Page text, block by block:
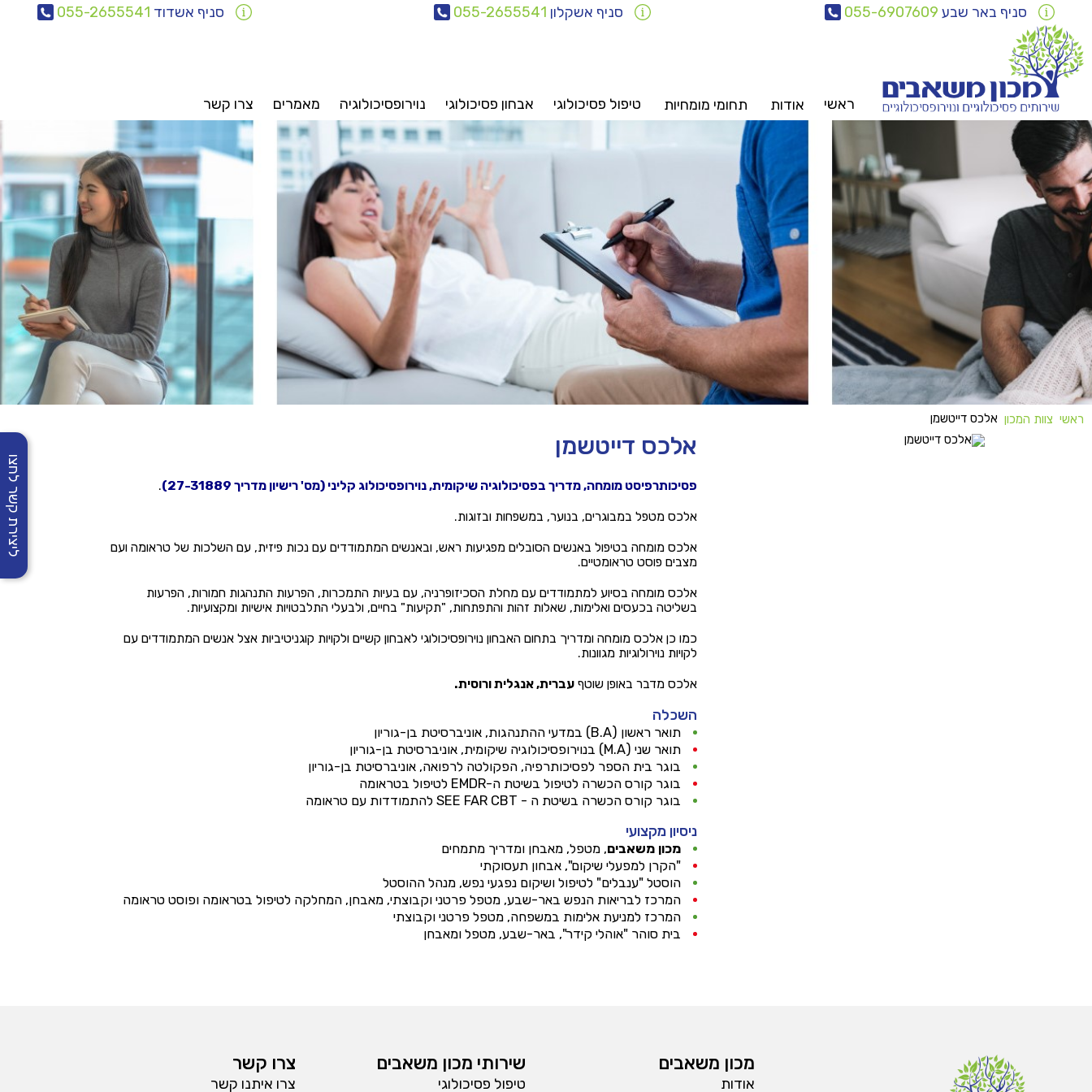
סניף באר שבע 055-6907609 סניף אשקלון 055-2655541 סניף אשדוד 055-2655541
ראשי אודות תחומי מומחיות טיפול פסיכולוגי אבחון פסיכולוגי נוירופסיכולוגיה מאמרים צרו קשר
ראשי צוות המכון אלכס דייטשמן
אלכס דייטשמן
פסיכותרפיסט מומחה, מדריך בפסיכולוגיה שיקומית, נוירופסיכולוג קליני (מס' רישיון מדריך 27-31889)
.
אלכס מטפל במבוגרים, בנוער, במשפחות ובזוגות.
אלכס מומחה בטיפול באנשים הסובלים מפגיעות ראש, ובאנשים המתמודדים עם נכות פיזית, עם השלכות של טראומה ועם
מצבים פוסט טראומטיים.
אלכס מומחה בסיוע למתמודדים עם מחלת הסכיזופרניה, עם בעיות התמכרות, הפרעות התנהגות חמורות, הפרעות
בשליטה בכעסים ואלימות, שאלות זהות והתפתחות, "תקיעות" בחיים, ולבעלי התלבטויות אישיות ומקצועיות.
כמו כן אלכס מומחה ומדריך בתחום האבחון נוירופסיכולוגי לאבחון קשיים ולקויות קוגניטיביות אצל אנשים המתמודדים עם
לקויות נוירולוגיות מגוונות.
אלכס מדבר באופן שוטף עברית, אנגלית ורוסית.
השכלה
תואר ראשון (B.A) במדעי ההתנהגות, אוניברסיטת בן-גוריון
תואר שני (M.A) בנוירופסיכולוגיה שיקומית, אוניברסיטת בן-גוריון
בוגר בית הספר לפסיכותרפיה, הפקולטה לרפואה, אוניברסיטת בן-גוריון
בוגר קורס הכשרה לטיפול בשיטת ה-EMDR לטיפול בטראומה
בוגר קורס הכשרה בשיטת ה - SEE FAR CBT להתמודדות עם טראומה
ניסיון מקצועי
מכון משאבים, מטפל, מאבחן ומדריך מתמחים
"הקרן למפעלי שיקום", אבחון תעסוקתי
הוסטל "ענבלים" לטיפול ושיקום נפגעי נפש, מנהל ההוסטל
המרכז לבריאות הנפש באר-שבע, מטפל פרטני וקבוצתי, מאבחן, המחלקה לטיפול בטראומה ופוסט טראומה
המרכז למניעת אלימות במשפחה, מטפל פרטני וקבוצתי
בית סוהר "אוהלי קידר", באר-שבע, מטפל ומאבחן
מכון משאבים
אודות
שירותי מכון משאבים
טיפול פסיכולוגי
צרו קשר
צרו איתנו קשר
ליצירת קשר לחצו